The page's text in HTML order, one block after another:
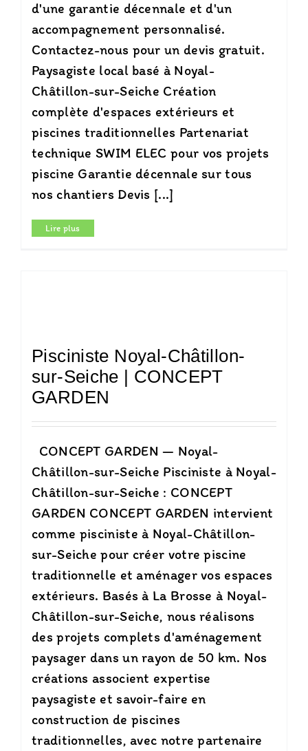
d'une garantie décennale et d'un
accompagnement personnalisé.
Contactez-nous pour un devis gratuit.
Paysagiste local basé à Noyal-
Châtillon-sur-Seiche Création
complète d'espaces extérieurs et
piscines traditionnelles Partenariat
technique SWIM ELEC pour vos projets
piscine Garantie décennale sur tous
nos chantiers Devis [...]
Lire plus
Pisciniste Noyal-Châtillon-
sur-Seiche | CONCEPT
GARDEN
CONCEPT GARDEN — Noyal-
Châtillon-sur-Seiche Pisciniste à Noyal-
Châtillon-sur-Seiche : CONCEPT
GARDEN CONCEPT GARDEN intervient
comme pisciniste à Noyal-Châtillon-
sur-Seiche pour créer votre piscine
traditionnelle et aménager vos espaces
extérieurs. Basés à La Brosse à Noyal-
Châtillon-sur-Seiche, nous réalisons
des projets complets d'aménagement
paysager dans un rayon de 50 km. Nos
créations associent expertise
paysagiste et savoir-faire en
construction de piscines
traditionnelles, avec notre partenaire